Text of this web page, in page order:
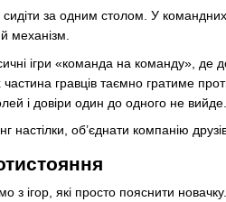
за одним столом. У командних
механізм.
ігри «команда на команду», де
гравців таємно гратиме
і довіри один до одного не вийде.
настілки, об’єднати компанію
з ігор, які просто пояснити